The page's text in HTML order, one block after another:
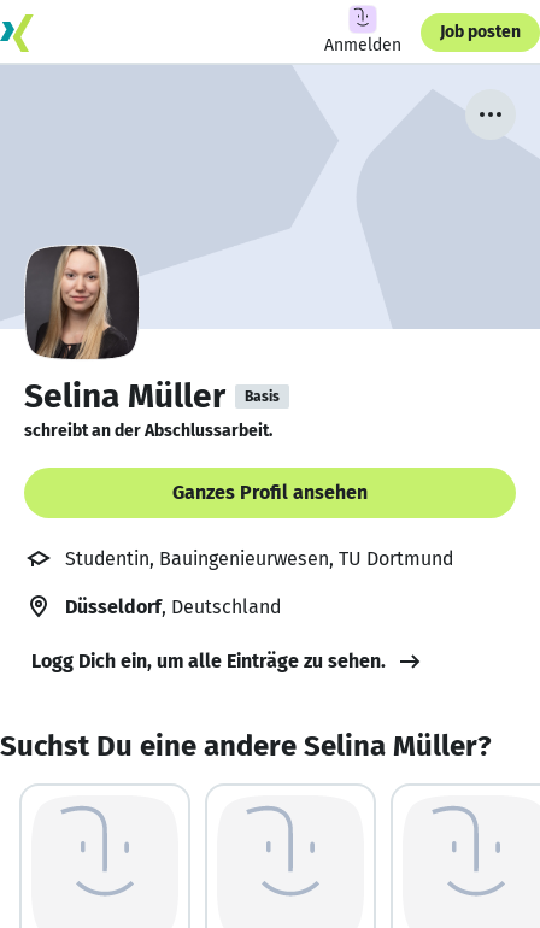
Anmelden
Job posten
Selina Müller Basis
schreibt an der Abschlussarbeit.
Ganzes Profil ansehen
Studentin, Bauingenieurwesen, TU Dortmund
Düsseldorf, Deutschland
Logg Dich ein, um alle Einträge zu sehen.
Suchst Du eine andere Selina Müller?